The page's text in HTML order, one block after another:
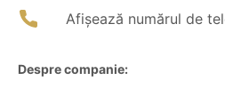
Afișează numărul de
Despre companie: